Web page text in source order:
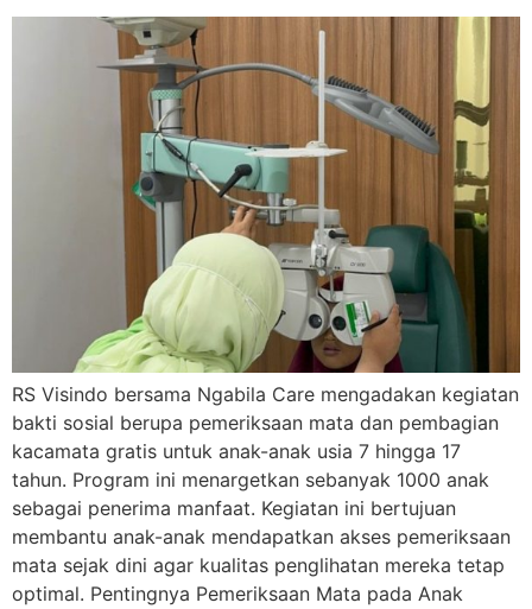
RS Visindo bersama Ngabila Care mengadakan kegiatan
bakti sosial berupa pemeriksaan mata dan pembagian
kacamata gratis untuk anak-anak usia 7 hingga 17
tahun. Program ini menargetkan sebanyak 1000 anak
sebagai penerima manfaat. Kegiatan ini bertujuan
membantu anak-anak mendapatkan akses pemeriksaan
mata sejak dini agar kualitas penglihatan mereka tetap
optimal. Pentingnya Pemeriksaan Mata pada Anak